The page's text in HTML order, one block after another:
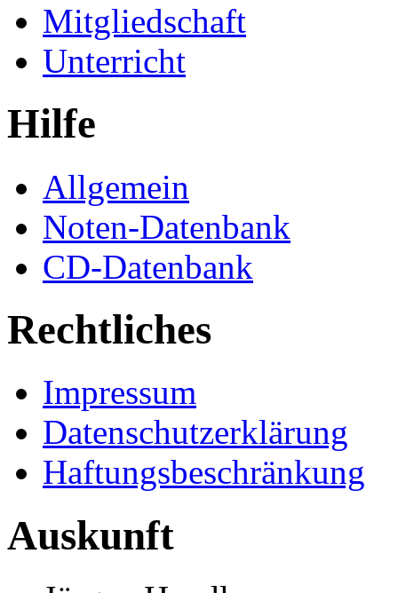
Mitgliedschaft
Unterricht
Hilfe
Allgemein
Noten-Datenbank
CD-Datenbank
Rechtliches
Impressum
Datenschutzerklärung
Haftungsbeschränkung
Auskunft